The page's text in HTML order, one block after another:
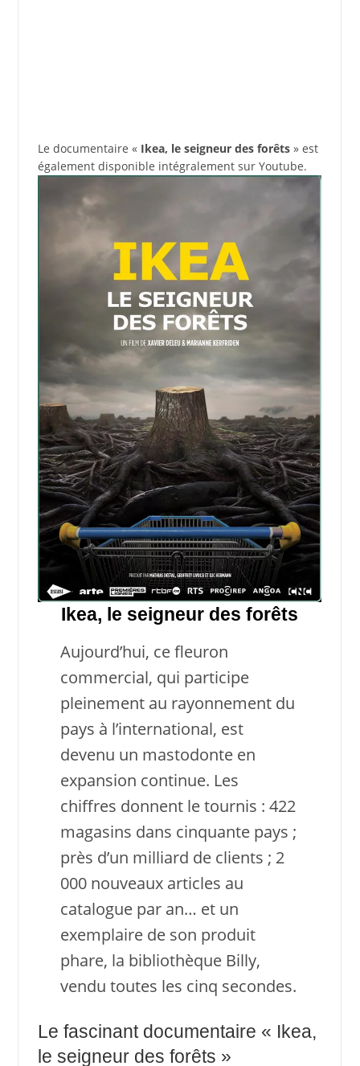
Le documentaire « Ikea, le seigneur des forêts» est
également disponible intégralement sur Youtube.
Ikea, le seigneur des forêts
Aujourd’hui, ce fleuron
commercial, qui participe
pleinement au rayonnement du
pays à l’international, est
devenu un mastodonte en
expansion continue. Les
chiffres donnent le tournis : 422
magasins dans cinquante pays ;
près d’un milliard de clients ; 2
000 nouveaux articles au
catalogue par an… et un
exemplaire de son produit
phare, la bibliothèque Billy,
vendu toutes les cinq secondes.
Le fascinant documentaire « Ikea,
le seigneur des forêts »